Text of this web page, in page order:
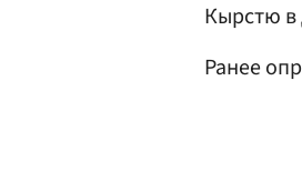
Кырстю в
Ранее